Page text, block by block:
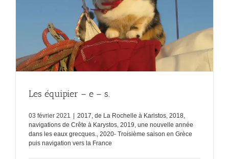
Les équipier – e – s.
03 février 2021 | 2017, de La Rochelle à Karistos 2018,
navigations de Crête à Karystos 2019, une nouvelle année
dans les eaux grecques.
2020- Troisième saison en Grèce
puis navigation vers la France